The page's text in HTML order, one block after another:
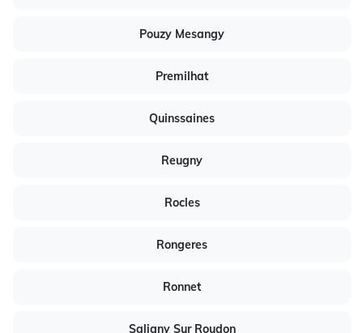
Pouzy Mesangy
Premilhat
Quinssaines
Reugny
Rocles
Rongeres
Ronnet
Saligny Sur Roudon